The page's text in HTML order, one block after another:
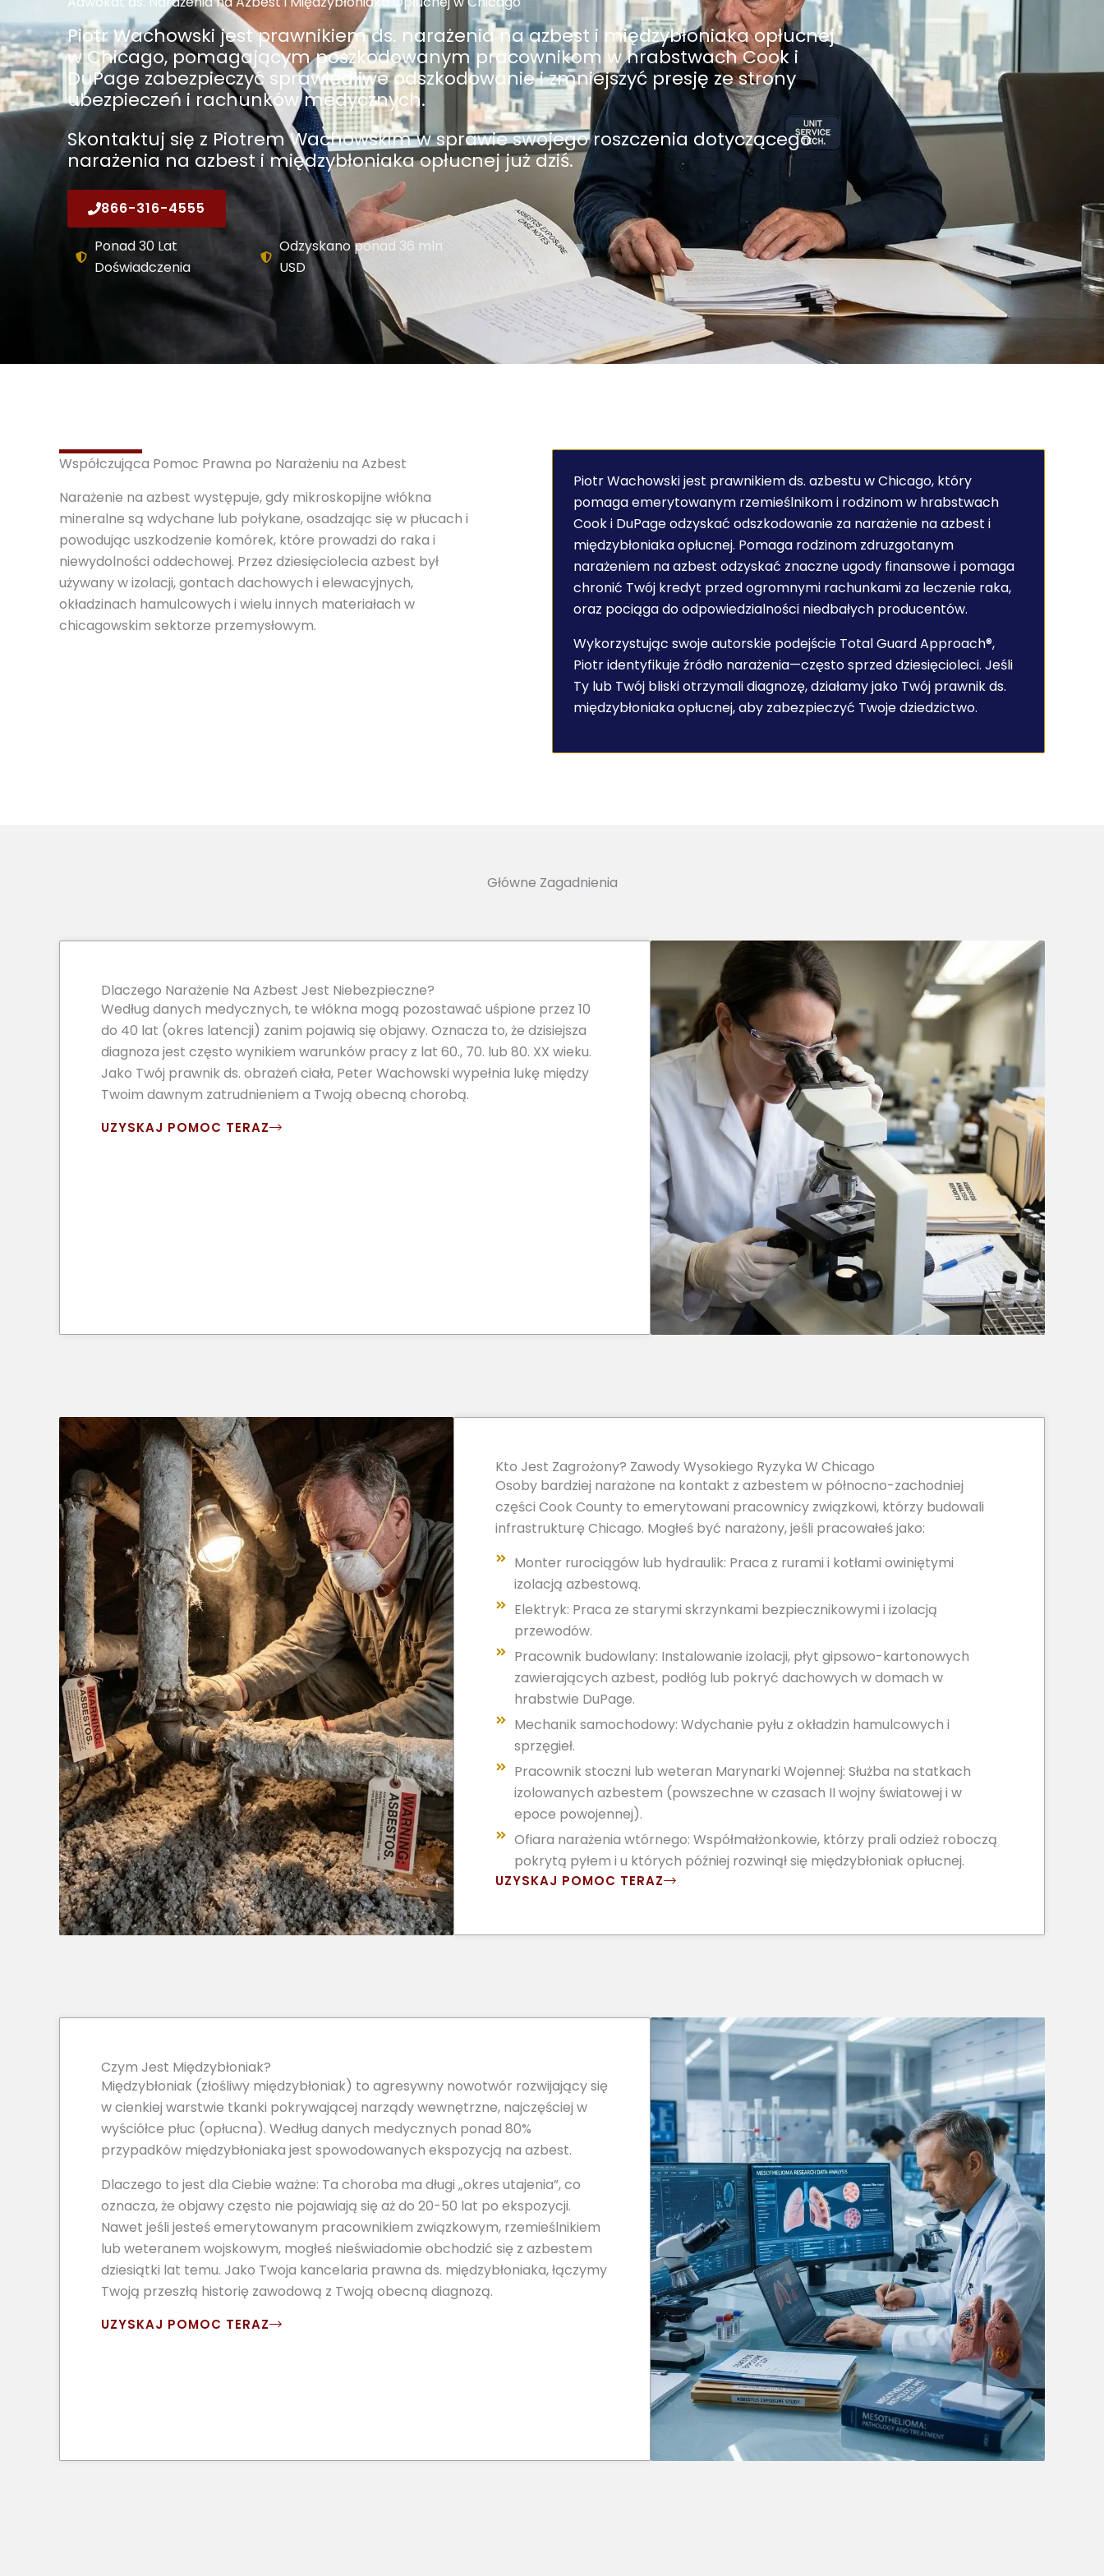
Piotr Wachowski jest prawnikiem ds. narażenia na azbest i międzybłoniaka opłucnej
w Chicago, pomagającym poszkodowanym pracownikom w hrabstwach Cook i
DuPage zabezpieczyć sprawiedliwe odszkodowanie i zmniejszyć presję ze strony
ubezpieczeń i rachunków medycznych.
Skontaktuj się z Piotrem Wachowskim w sprawie swojego roszczenia dotyczącego
narażenia na azbest i międzybłoniaka opłucnej już dziś.
866-316-4555
Ponad 30 Lat
Doświadczenia
Odzyskano ponad 36 mln
USD
Współczująca Pomoc Prawna po Narażeniu na Azbest
Narażenie na azbest występuje, gdy mikroskopijne włókna
mineralne są wdychane lub połykane, osadzając się w płucach i
powodując uszkodzenie komórek, które prowadzi do raka i
niewydolności oddechowej. Przez dziesięciolecia azbest był
używany w izolacji, gontach dachowych i elewacyjnych,
okładzinach hamulcowych i wielu innych materiałach w
chicagowskim sektorze przemysłowym.
Piotr Wachowski jest prawnikiem ds. azbestu w Chicago, który
pomaga emerytowanym rzemieślnikom i rodzinom w hrabstwach
Cook i DuPage odzyskać odszkodowanie za narażenie na azbest i
międzybłoniaka opłucnej. Pomaga rodzinom zdruzgotanym
narażeniem na azbest odzyskać znaczne ugody finansowe i pomaga
chronić Twój kredyt przed ogromnymi rachunkami za leczenie raka,
oraz pociąga do odpowiedzialności niedbałych producentów.
Wykorzystując swoje autorskie podejście Total Guard Approach®,
Piotr identyfikuje źródło narażenia—często sprzed dziesięcioleci. Jeśli
Ty lub Twój bliski otrzymali diagnozę, działamy jako Twój prawnik ds.
międzybłoniaka opłucnej, aby zabezpieczyć Twoje dziedzictwo.
Główne Zagadnienia
Dlaczego Narażenie Na Azbest Jest Niebezpieczne?
Według danych medycznych, te włókna mogą pozostawać uśpione przez 10
do 40 lat (okres latencji) zanim pojawią się objawy. Oznacza to, że dzisiejsza
diagnoza jest często wynikiem warunków pracy z lat 60., 70. lub 80. XX wieku.
Jako Twój prawnik ds. obrażeń ciała, Peter Wachowski wypełnia lukę między
Twoim dawnym zatrudnieniem a Twoją obecną chorobą.
UZYSKAJ POMOC TERAZ
Kto Jest Zagrożony? Zawody Wysokiego Ryzyka W Chicago
Osoby bardziej narażone na kontakt z azbestem w północno-zachodniej
części Cook County to emerytowani pracownicy związkowi, którzy budowali
infrastrukturę Chicago. Mogłeś być narażony, jeśli pracowałeś jako:
Monter rurociągów lub hydraulik: Praca z rurami i kotłami owiniętymi
izolacją azbestową.
Elektryk: Praca ze starymi skrzynkami bezpiecznikowymi i izolacją
przewodów.
Pracownik budowlany: Instalowanie izolacji, płyt gipsowo-kartonowych
zawierających azbest, podłóg lub pokryć dachowych w domach w
hrabstwie DuPage.
Mechanik samochodowy: Wdychanie pyłu z okładzin hamulcowych i
sprzęgieł.
Pracownik stoczni lub weteran Marynarki Wojennej: Służba na statkach
izolowanych azbestem (powszechne w czasach II wojny światowej i w
epoce powojennej).
Ofiara narażenia wtórnego: Współmałżonkowie, którzy prali odzież roboczą
pokrytą pyłem i u których później rozwinął się międzybłoniak opłucnej.
UZYSKAJ POMOC TERAZ
Czym Jest Międzybłoniak?
Międzybłoniak (złośliwy międzybłoniak) to agresywny nowotwór rozwijający się
w cienkiej warstwie tkanki pokrywającej narządy wewnętrzne, najczęściej w
wyściółce płuc (opłucna). Według danych medycznych ponad 80%
przypadków międzybłoniaka jest spowodowanych ekspozycją na azbest.
Dlaczego to jest dla Ciebie ważne: Ta choroba ma długi „okres utajenia”, co
oznacza, że objawy często nie pojawiają się aż do 20-50 lat po ekspozycji.
Nawet jeśli jesteś emerytowanym pracownikiem związkowym, rzemieślnikiem
lub weteranem wojskowym, mogłeś nieświadomie obchodzić się z azbestem
dziesiątki lat temu. Jako Twoja kancelaria prawna ds. międzybłoniaka, łączymy
Twoją przeszłą historię zawodową z Twoją obecną diagnozą.
UZYSKAJ POMOC TERAZ